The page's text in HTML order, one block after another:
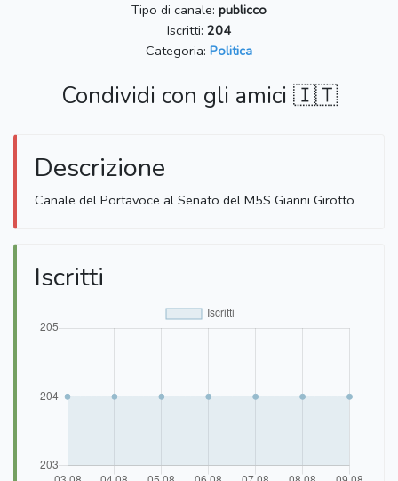
Tipo di canale: publicco
Iscritti: 204
Categoria: Politica
Condividi con gli amici 🇮🇹
Descrizione
Canale del Portavoce al Senato del M5S Gianni Girotto
Iscritti